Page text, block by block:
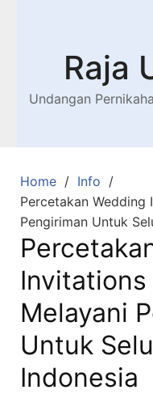
Raja
Undangan
Home
Info
Percetakan Wedding
Pengiriman Untuk
Invitations
Melayani
Untuk
Indonesia